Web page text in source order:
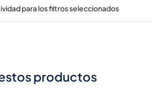
para los filtros seleccionados
productos